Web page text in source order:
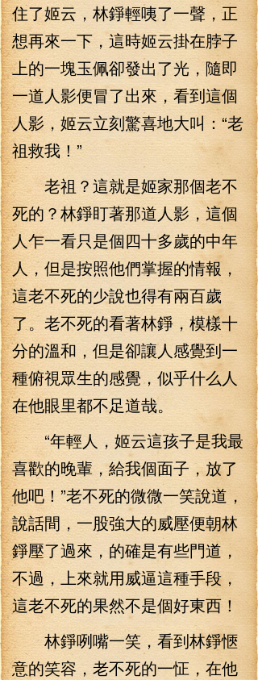
住了姬云，林錚輕咦了一聲，正
想再來一下，這時姬云掛在脖子
上的一塊玉佩卻發出了光，隨即
一道人影便冒了出來，看到這個
人影，姬云立刻驚喜地大叫：“老
祖救我！”
老祖？這就是姬家那個老不
死的？林錚盯著那道人影，這個
人乍一看只是個四十多歲的中年
人，但是按照他們掌握的情報，
這老不死的少說也得有兩百歲
了。老不死的看著林錚，模樣十
分的溫和，但是卻讓人感覺到一
種俯視眾生的感覺，似乎什么人
在他眼里都不足道哉。
“年輕人，姬云這孩子是我最
喜歡的晚輩，給我個面子，放了
他吧！”老不死的微微一笑說道，
說話間，一股強大的威壓便朝林
錚壓了過來，的確是有些門道，
不過，上來就用威逼這種手段，
這老不死的果然不是個好東西！
林錚咧嘴一笑，看到林錚愜
意的笑容，老不死的一怔，在他